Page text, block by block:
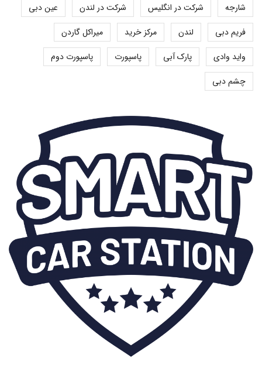
شارجه
شرکت در انگلیس شرکت در لندن
عین دبی
فریم دبی
لندن مرکز خرید
میراکل گاردن
واید وادی
پارک آبی پاسپورت
پاسپورت دوم
چشم دبی